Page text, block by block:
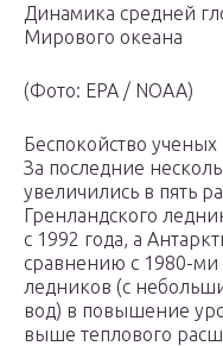
Динамика средней
Мирового океана
(Фото: EPA / NOAA)
Беспокойство
За последние
увеличились в пять
Гренландского
с 1992 года, а
сравнению с 1980-ми
ледников (с
вод) в повышение
выше теплового